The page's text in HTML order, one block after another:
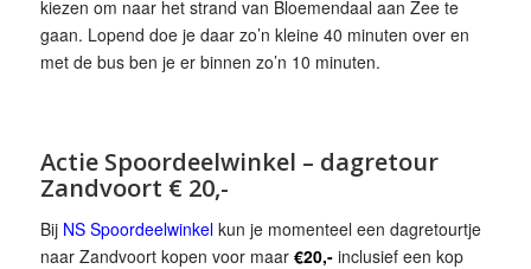
kiezen om naar het strand van Bloemendaal aan Zee te
gaan. Lopend doe je daar zo’n kleine 40 minuten over en
met de bus ben je er binnen zo’n 10 minuten.
Actie Spoordeelwinkel – dagretour
Zandvoort € 20,-
Bij NS Spoordeelwinkelkun je momenteel een dagretourtje
naar Zandvoort kopen voor maar €20,-inclusief een kop